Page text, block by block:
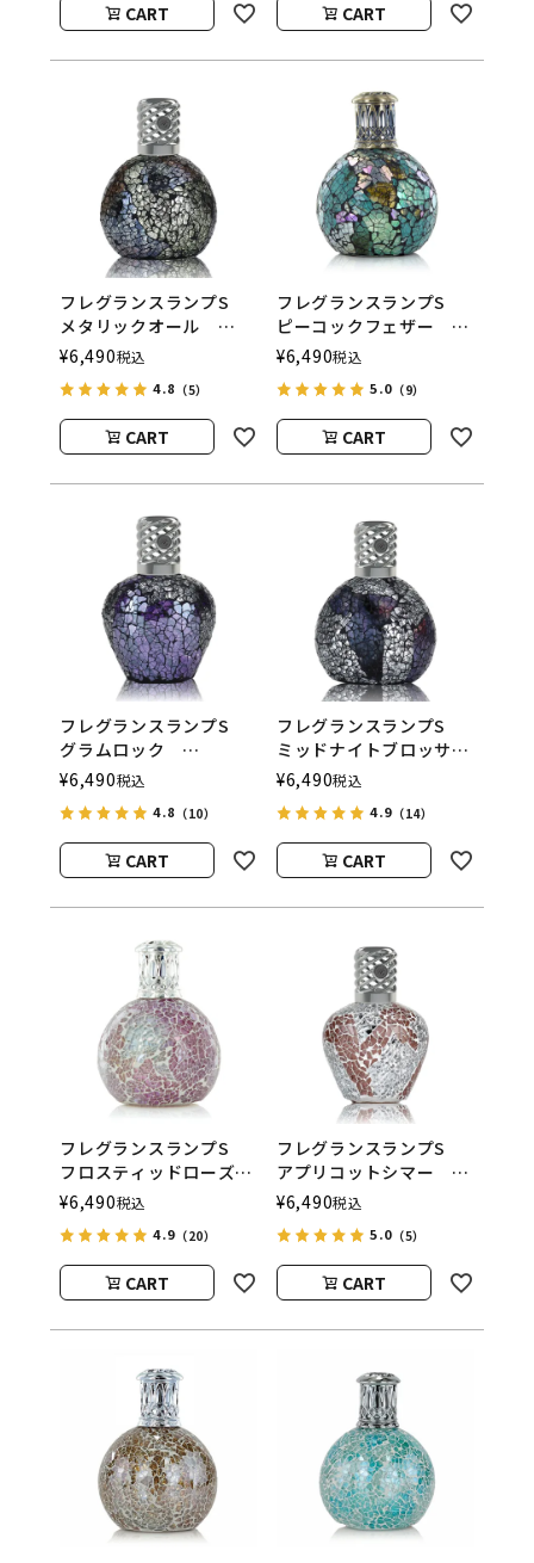
CART CART
フレグランスランプS
メタリックオール
ASHLEIGH&BURWOOD
（アシュレイアンドバー
ウッド）
¥6,490税込
4.8 （5）
CART
フレグランスランプS
ピーコックフェザー
ASHLEIGH&BURWOOD
（アシュレイアンドバー
ウッド）
¥6,490税込
5.0（9）
CART
フレグランスランプS
グラムロック
ASHLEIGH&BURWOOD
（アシュレイアンドバー
ウッド）
¥6,490税込
4.8 （10）
CART
フレグランスランプS
ミッドナイトブロッサ
ム
ASHLEIGH&BURWOOD
（アシュレイアンドバー
ウッド）
¥6,490税込
4.9（14）
CART
フレグランスランプS
フロスティッドローズ
ASHLEIGH&BURWOOD
（アシュレイアンドバー
ウッド）
¥6,490税込
4.9 （20）
CART
フレグランスランプS
アプリコットシマー
ASHLEIGH&BURWOOD
（アシュレイアンドバー
ウッド）
¥6,490税込
5.0（5）
CART